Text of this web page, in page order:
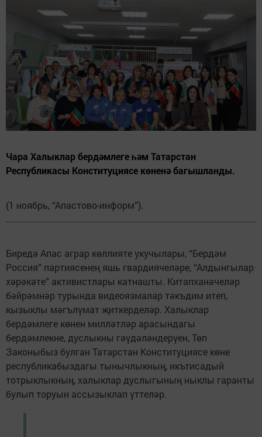
Чара Халыклар бердәмлеге һәм Татарстан
Республикасы Конституциясе көненә багышланды.
(1 ноябрь, “Апастово-информ”).
Биредә Апас аграр көллияте укучылары, “Бердәм
Россия” партиясенең яшь гвардиячеләре, “Алдынгылар
хәрәкәте” активистлары катнашты. Китапханәчеләр
бәйрәмнәр турында видеоязмалар тәкъдим итеп,
кызыклы мәгълүмат җиткерделәр. Халыклар
бердәмлеге көнен милләтләр арасындагы
бердәмлекне, дуслыкны гәүдәләндерүен, Төп
Законыбыз булган Татарстан Конституциясе көне
республикабыздагы тынычлыкның, икътисадый
тотрыклыкның, халыклар дуслыгының ныклы гаранты
булып торуын ассызыклап үттеләр.